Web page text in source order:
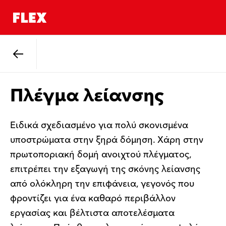
Πλέγμα λείανσης
Ειδικά σχεδιασμένο για πολύ σκονισμένα
υποστρώματα στην ξηρά δόμηση. Χάρη στην
πρωτοποριακή δομή ανοιχτού πλέγματος,
επιτρέπει την εξαγωγή της σκόνης λείανσης
από ολόκληρη την επιφάνεια, γεγονός που
φροντίζει για ένα καθαρό περιβάλλον
εργασίας και βέλτιστα αποτελέσματα